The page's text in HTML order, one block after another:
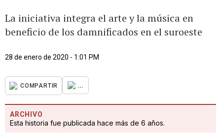
La iniciativa integra el arte y la música en
beneficio de los damnificados en el suroeste
28 de enero de 2020 - 1:01 PM
COMPARTIR ...
ARCHIVO
Esta historia fue publicada hace más de 6 años.